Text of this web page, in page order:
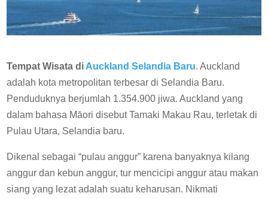
Tempat Wisata di Auckland Selandia Baru. Auckland
adalah kota metropolitan terbesar di Selandia Baru.
Penduduknya berjumlah 1.354.900 jiwa. Auckland yang
dalam bahasa Māori disebut Tamaki Makau Rau, terletak di
Pulau Utara, Selandia baru.
Dikenal sebagai “pulau anggur” karena banyaknya kilang
anggur dan kebun anggur, tur mencicipi anggur atau makan
siang yang lezat adalah suatu keharusan. Nikmati